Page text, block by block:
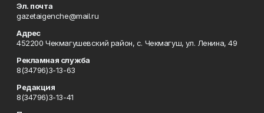
Эл. почта
gazetaigenche@mail.ru
Адрес
452200 Чекмагушевский район, с. Чекмагуш, ул. Ленина, 49
Рекламная служба
8(34796)3-13-63
Редакция
8(34796)3-13-41